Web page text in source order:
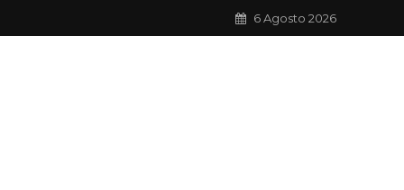
6 Agosto 2026